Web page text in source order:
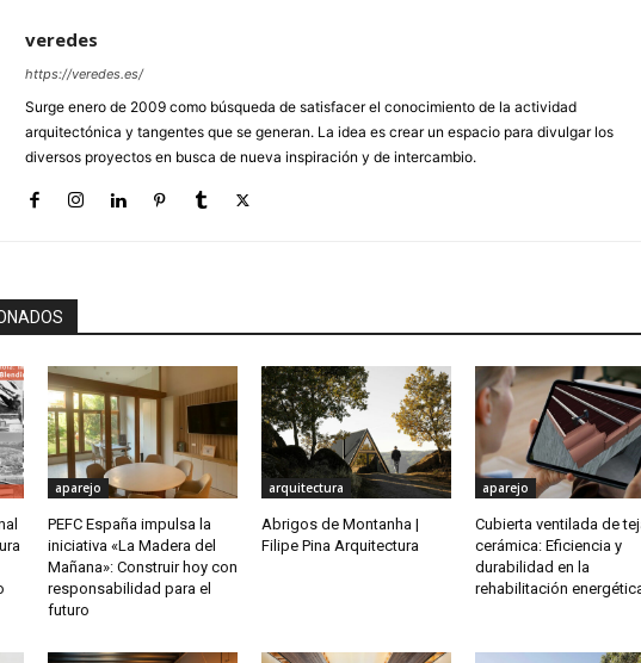
veredes
https://veredes.es/
Surge enero de 2009 como búsqueda de satisfacer el conocimiento de la actividad
arquitectónica y tangentes que se generan. La idea es crear un espacio para divulgar los
diversos proyectos en busca de nueva inspiración y de intercambio.
aparejo
PEFC España impulsa la
iniciativa «La Madera del
Mañana»: Construir hoy con
responsabilidad para el
futuro
arquitectura
Abrigos de Montanha |
Filipe Pina Arquitectura
aparejo
Cubierta ventilada de
cerámica: Eficiencia y
durabilidad en la
rehabilitación